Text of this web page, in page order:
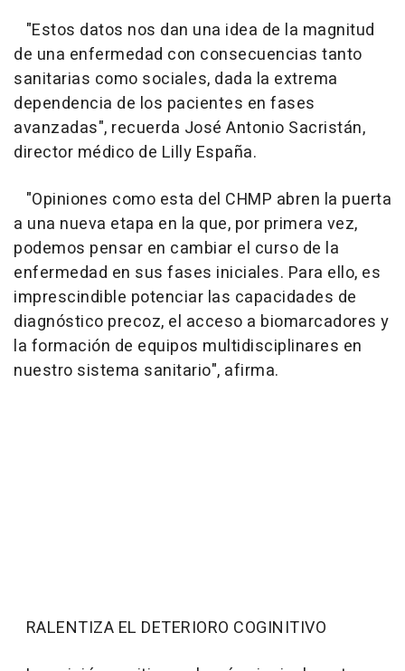
"Estos datos nos dan una idea de la magnitud
de una enfermedad con consecuencias tanto
sanitarias como sociales, dada la extrema
dependencia de los pacientes en fases
avanzadas", recuerda José Antonio Sacristán,
director médico de Lilly España.
"Opiniones como esta del CHMP abren la puerta
a una nueva etapa en la que, por primera vez,
podemos pensar en cambiar el curso de la
enfermedad en sus fases iniciales. Para ello, es
imprescindible potenciar las capacidades de
diagnóstico precoz, el acceso a biomarcadores y
la formación de equipos multidisciplinares en
nuestro sistema sanitario", afirma.
RALENTIZA EL DETERIORO COGINITIVO